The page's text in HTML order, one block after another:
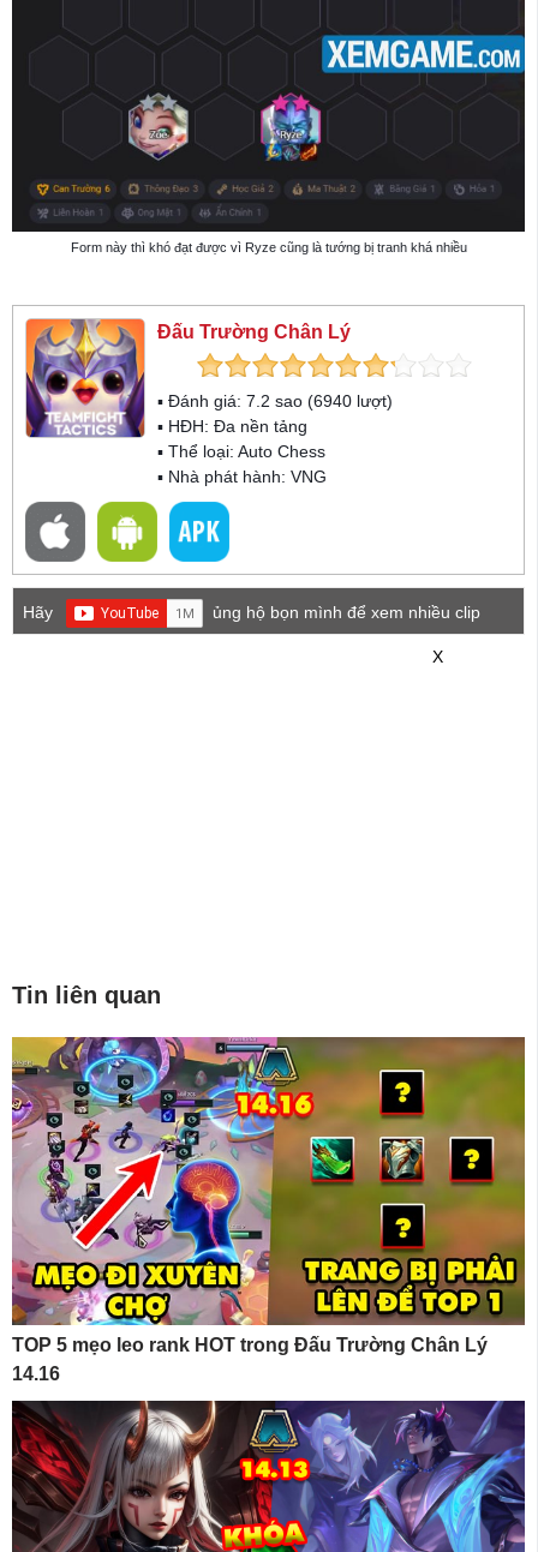
Form này thì khó đạt được vì Ryze cũng là tướng bị tranh khá nhiều
Đấu Trường Chân Lý
▪ Đánh giá: 7.2 sao (6940 lượt)
▪ HĐH: Đa nền tảng
▪ Thể loại: Auto Chess
▪ Nhà phát hành: VNG
Hãy
ủng hộ bọn mình để xem nhiều clip
X
Tin liên quan
TOP 5 mẹo leo rank HOT trong Đấu Trường Chân Lý
14.16